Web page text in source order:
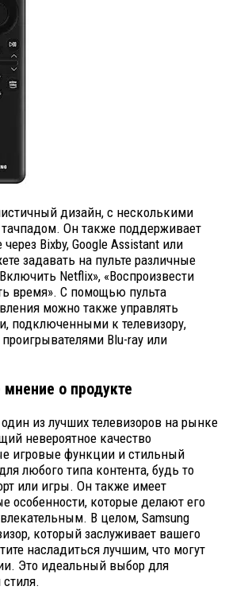
дизайн, с несколькими
Он также поддерживает
Bixby, Google Assistant или
задавать на пульте различные
Netflix», «Воспроизвести
время». С помощью пульта
можно также управлять
подключенными к телевизору,
Blu-ray или
о продукте
один из лучших телевизоров на рынке
невероятное качество
игровые функции и стильный
любого типа контента, будь то
или игры. Он также имеет
особенности, которые делают его
В целом, Samsung
который заслуживает вашего
насладиться лучшим, что могут
Это идеальный выбор для